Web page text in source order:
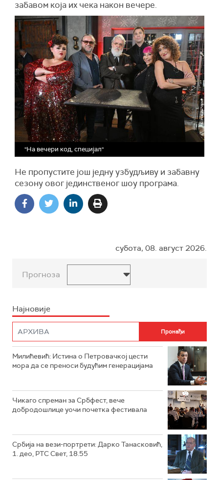
забавом која их чека након вечере.
"На вечери код, специјал"
Не пропустите још једну узбудљиву и забавну
сезону овог јединственог шоу програма.
субота, 08. август 2026.
Прогноза
Најновије
Милићевић: Истина о Петровачкој цести
мора да се преноси будућим генерацијама
Чикаго спреман за Србфест, вече
добродошлице уочи почетка фестивала
Србија на вези-портрети: Дарко Танасковић,
1. део, РТС Свет, 18.55